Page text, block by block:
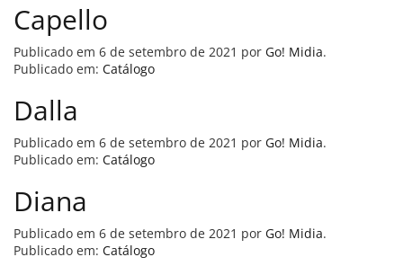
Capello
Publicado em 6 de setembro de 2021 por Go! Midia.
Publicado em: Catálogo
Dalla
Publicado em 6 de setembro de 2021 por Go! Midia.
Publicado em: Catálogo
Diana
Publicado em 6 de setembro de 2021 por Go! Midia.
Publicado em: Catálogo